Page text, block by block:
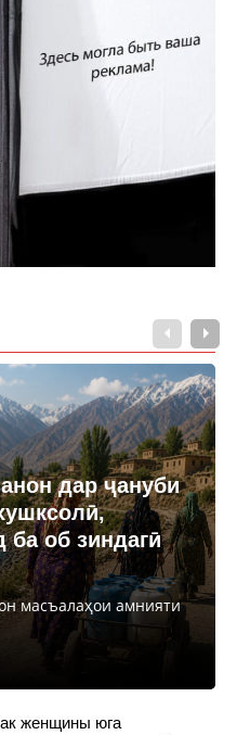
дар ҷануби
ба об зиндагӣ
масъалаҳои амнияти
женщины юга